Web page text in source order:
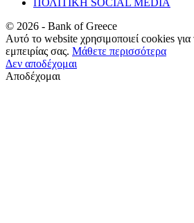
© 2026 - Bank of Greece
Αυτό το website χρησιμοποιεί cookies για
εμπειρίας σας. Μάθετε περισσότερα
Δεν αποδέχομαι
Αποδέχομαι